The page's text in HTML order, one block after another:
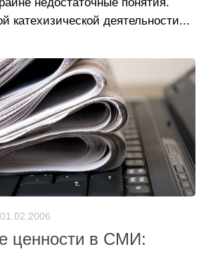
катехизической деятельности...
01.02.2006
ценности в СМИ: